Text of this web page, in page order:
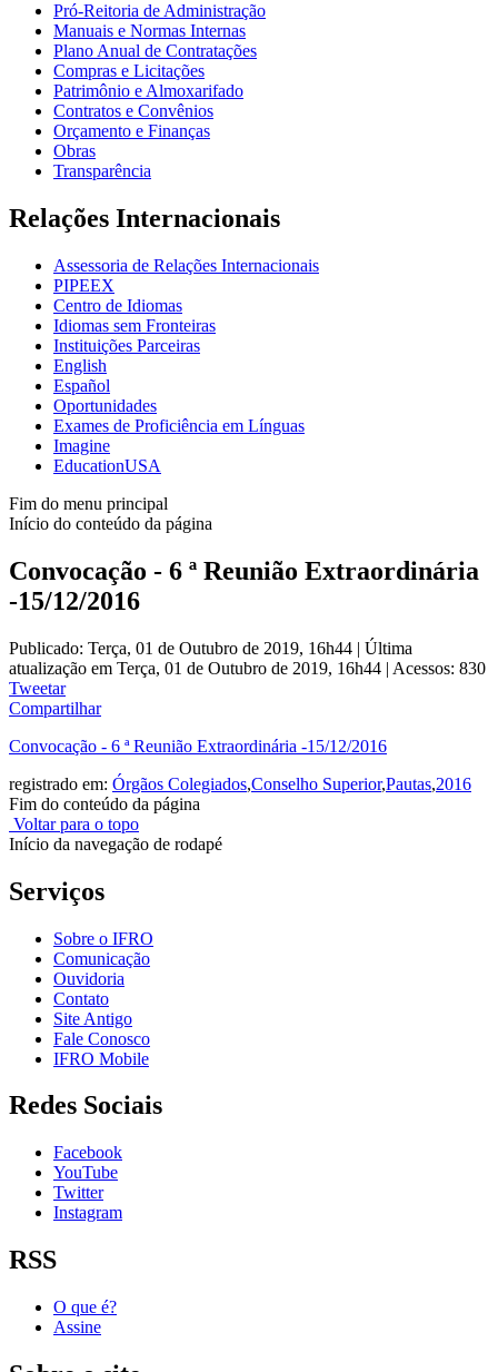
Pró-Reitoria de Administração
Manuais e Normas Internas
Plano Anual de Contratações
Compras e Licitações
Patrimônio e Almoxarifado
Contratos e Convênios
Orçamento e Finanças
Obras
Transparência
Relações Internacionais
Assessoria de Relações Internacionais
PIPEEX
Centro de Idiomas
Idiomas sem Fronteiras
Instituições Parceiras
English
Español
Oportunidades
Exames de Proficiência em Línguas
Imagine
EducationUSA
Fim do menu principal
Início do conteúdo da página
Convocação - 6 ª Reunião Extraordinária
-15/12/2016
Publicado: Terça, 01 de Outubro de 2019, 16h44 | Última
atualização em Terça, 01 de Outubro de 2019, 16h44 | Acessos: 830
Tweetar
Compartilhar
Convocação - 6 ª Reunião Extraordinária -15/12/2016
registrado em: Órgãos Colegiados,Conselho Superior,Pautas,2016
Fim do conteúdo da página
Voltar para o topo
Início da navegação de rodapé
Serviços
Sobre o IFRO
Comunicação
Ouvidoria
Contato
Site Antigo
Fale Conosco
IFRO Mobile
Redes Sociais
Facebook
YouTube
Twitter
Instagram
RSS
O que é?
Assine